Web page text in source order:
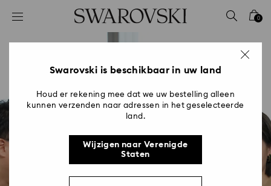
Lijst met toegangscodes
2 - Voettekst
0
Swarovski is beschikbaar in uw land
Houd er rekening mee dat we uw bestelling alleen
kunnen verzenden naar adressen in het geselecteerde
land.
Wijzigen naar Verenigde
Staten